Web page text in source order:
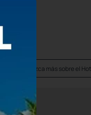
Conozca más sobre el